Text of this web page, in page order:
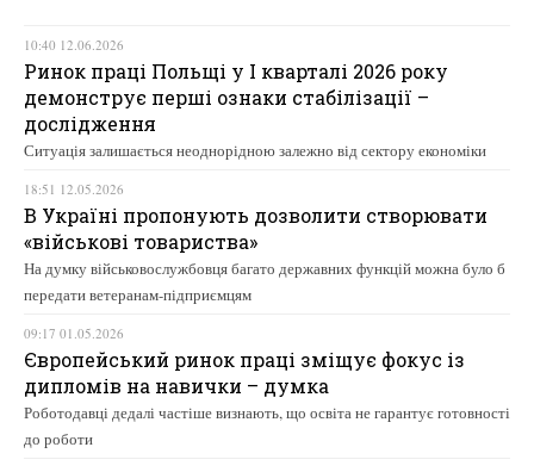
10:40 12.06.2026
Ринок праці Польщі у І кварталі 2026 року
демонструє перші ознаки стабілізації –
дослідження
Ситуація залишається неоднорідною залежно від сектору економіки
18:51 12.05.2026
В Україні пропонують дозволити створювати
«військові товариства»
На думку військовослужбовця багато державних функцій можна було б
передати ветеранам-підприємцям
09:17 01.05.2026
Європейський ринок праці зміщує фокус із
дипломів на навички – думка
Роботодавці дедалі частіше визнають, що освіта не гарантує готовності
до роботи